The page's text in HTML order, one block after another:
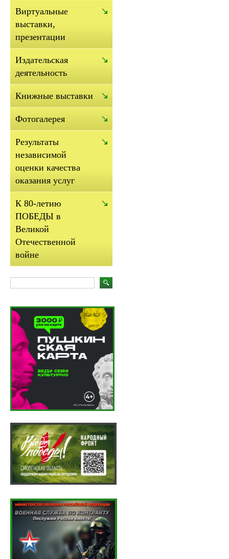
Виртуальные
выставки,
презентации
Издательская
деятельность
Книжные выставки
Фотогалерея
Результаты
независимой
оценки качества
оказания услуг
К 80-летию
ПОБЕДЫ в
Великой
Отечественной
войне